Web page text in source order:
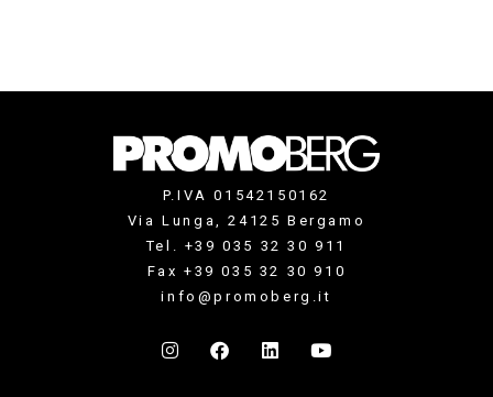
P.IVA 01542150162
Via Lunga, 24125 Bergamo
Tel. +39 035 32 30 911
Fax +39 035 32 30 910
info@promoberg.it